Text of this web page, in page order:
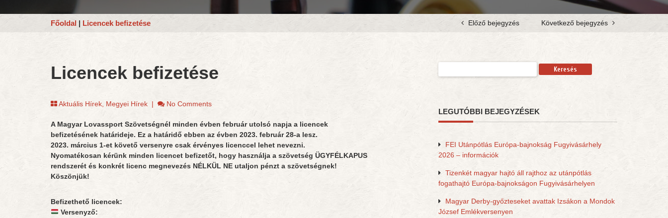
Főoldal | Licencek befizetése Előző bejegyzés Következő bejegyzés
Licencek befizetése
Aktuális Hírek Megyei Hírek | No Comments
A Magyar Lovassport Szövetségnél minden évben február utolsó napja a licencek
befizetésének határideje. Ez a határidő ebben az évben 2023. február 28-a lesz.
2023. március 1-et követő versenyre csak érvényes licenccel lehet nevezni.
Nyomatékosan kérünk minden licencet befizetőt, hogy használja a szövetség ÜGYFÉLKAPUS
rendszerét és konkrét licenc megnevezés NÉLKÜL NE utaljon pénzt a szövetségnek!
Köszönjük!
Befizethető licencek:
Versenyző:
LEGUTÓBBI BEJEGYZÉSEK
FEI Utánpótlás Európa-bajnokság Fugyivásárhely
2026 – információk
Tizenkét magyar hajtó áll rajthoz az utánpótlás
fogathajtó Európa-bajnokságon Fugyivásárhelyen
Magyar Derby-győzteseket avattak Izsákon a Mondok
József Emlékversenyen